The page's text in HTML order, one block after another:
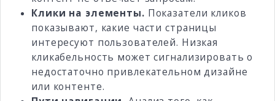
Клики на элементы. Показатели кликов
показывают, какие части страницы
интересуют пользователей. Низкая
кликабельность может сигнализировать о
недостаточно привлекательном дизайне
или контенте.